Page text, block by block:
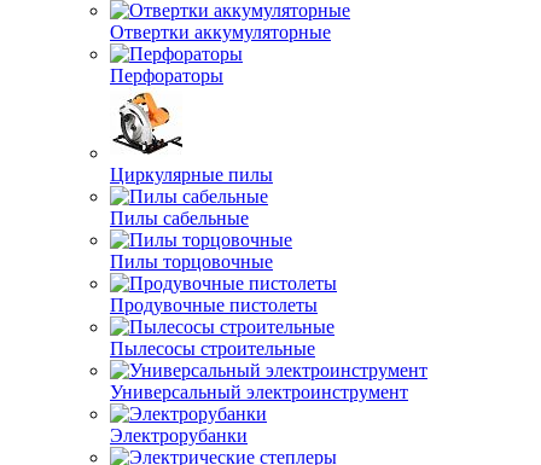
Отвертки аккумуляторные
Перфораторы
Циркулярные пилы
Пилы сабельные
Пилы торцовочные
Продувочные пистолеты
Пылесосы строительные
Универсальный электроинструмент
Электрорубанки